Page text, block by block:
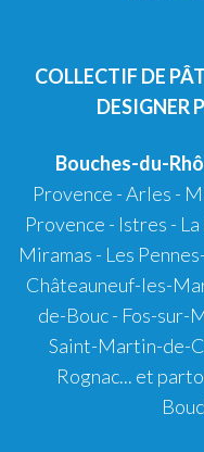
COLLECTIF DE
DESIGNER
Bouches-du-
Provence -Arles -
Provence - Istres -
Miramas - Les
Châteauneuf-les-
de-Bouc- Fos-sur-
Saint-Martin-de-
Rognac... et